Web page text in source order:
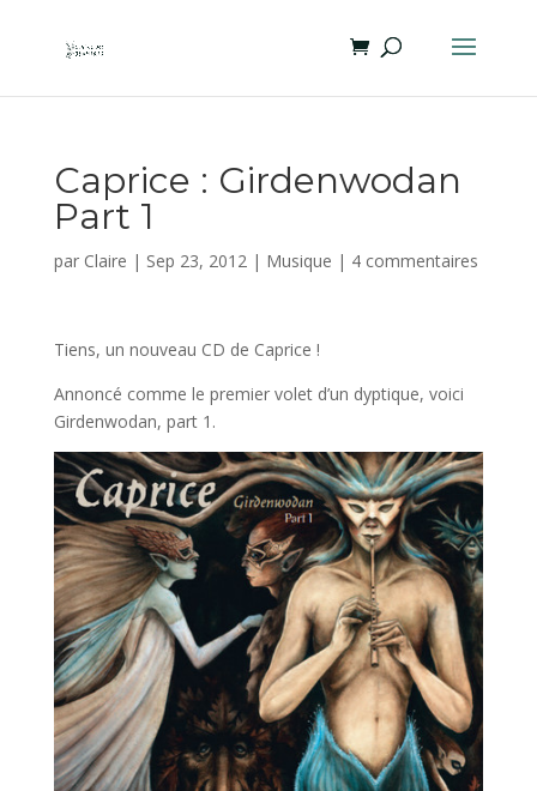
Caprice : Girdenwodan
Part 1
par Claire | Sep 23, 2012| Musique | 4 commentaires
Tiens, un nouveau CD de Caprice !
Annoncé comme le premier volet d’un dyptique, voici
Girdenwodan, part 1.